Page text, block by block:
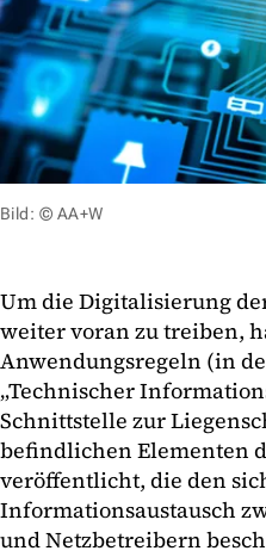
Bild: © AA+W
Um die Digitalisierung
weiter voran zu treiben,
Anwendungsregeln (in
„Technischer
Schnittstelle zur
befindlichen Elementen
veröffentlicht, die den
Informationsaustausch
und Netzbetreibern